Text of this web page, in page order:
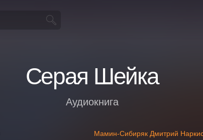
Серая Шейка
Аудиокнига
Мамин-Сибиряк Дмитрий